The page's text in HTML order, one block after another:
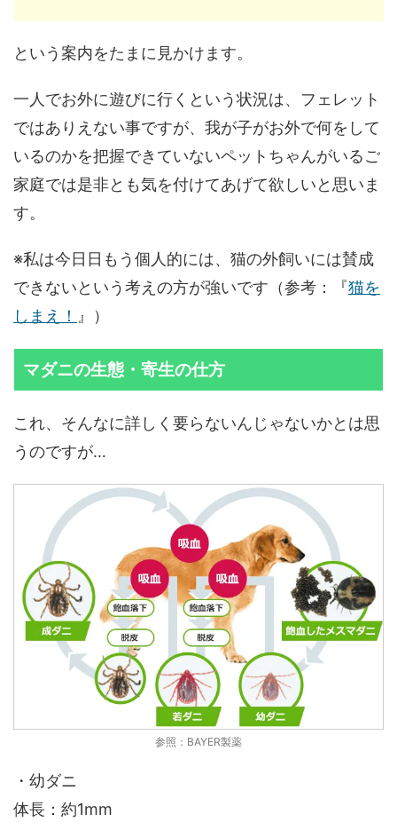
という案内をたまに見かけます。
一人でお外に遊びに行くという状況は、フェレット
ではありえない事ですが、我が子がお外で何をして
いるのかを把握できていないペットちゃんがいるご
家庭では是非とも気を付けてあげて欲しいと思いま
す。
※私は今日日もう個人的には、猫の外飼いには賛成
できないという考えの方が強いです（参考：『猫を
しまえ！ 』）
マダニの生態・寄生の仕方
これ、そんなに詳しく要らないんじゃないかとは思
うのですが…
参照：BAYER製薬
・幼ダニ
体長：約1mm